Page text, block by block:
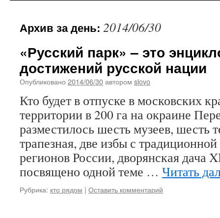
Архив за день: 2014/06/30
«Русский парк» – это
достижений русской нации
Опубликовано 2014/06/30автором slovo
Кто будет в отпуске в московских
территории в 200 га на окраине
разместилось шесть музеев, шесть
трапезная, две избы с
регионов России, дворянская дача
посвящено одной теме … Читать
Рубрика: кто рядом | Оставить комментарий